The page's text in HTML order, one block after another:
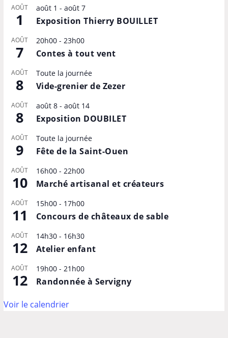
AOÛT
1
août 1 - août 7
Exposition Thierry BOUILLET
AOÛT
7
20h00- 23h00
Contes à tout vent
AOÛT
8
Toute la journée
Vide-grenier de Zezer
AOÛT
8
août 8- août 14
Exposition DOUBILET
AOÛT
9
Toute la journée
Fête de la Saint-Ouen
AOÛT
10
16h00- 22h00
Marché artisanal et créateurs
AOÛT
11
15h00- 17h00
Concours de châteaux de sable
AOÛT
12
14h30- 16h30
Atelier enfant
AOÛT
12
19h00- 21h00
Randonnée à Servigny
Voir le calendrier